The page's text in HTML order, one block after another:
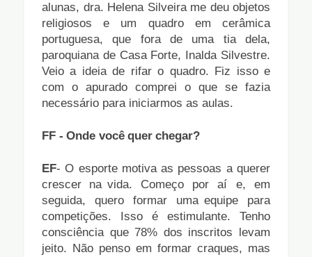
alunas, dra. Helena Silveira me deu objetos
religiosos e um quadro em cerâmica
portuguesa, que fora de uma tia dela,
paroquiana de Casa Forte, Inalda Silvestre.
Veio a ideia de rifar o quadro. Fiz isso e
com o apurado comprei o que se fazia
necessário para iniciarmos as aulas.
FF - Onde você quer chegar?
EF- O esporte motiva as pessoas a querer
crescer
na vida. Começo por aí e, em
seguida, quero formar uma equipe para
competições. Isso é estimulante. Tenho
consciência que 78% dos inscritos levam
jeito. Não penso em formar craques, mas